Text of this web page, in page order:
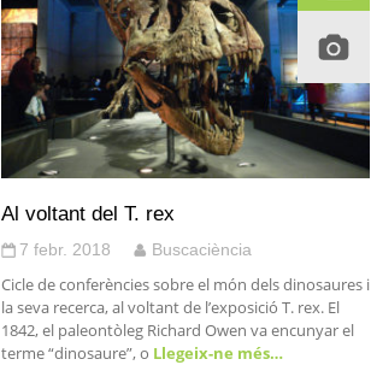
Al voltant del T. rex
7 febr. 2018 Buscaciència
Cicle de conferències sobre el món dels dinosaures i
la seva recerca, al voltant de l’exposició T. rex. El
1842, el paleontòleg Richard Owen va encunyar el
terme “dinosaure”, o Llegeix-ne més…